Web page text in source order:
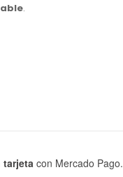
.
tarjetacon Mercado Pago.